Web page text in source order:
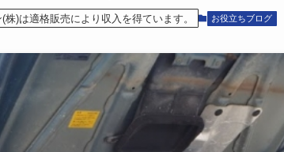
)は適格販売により収入を得ています。 お役立ちブログ